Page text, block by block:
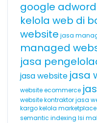
google
kelola web di
website jasa
managed
jasa
jasa website jasa
website ecommerce
website kontraktorjasa
kargokelola marketplace
semantic indexing lsi